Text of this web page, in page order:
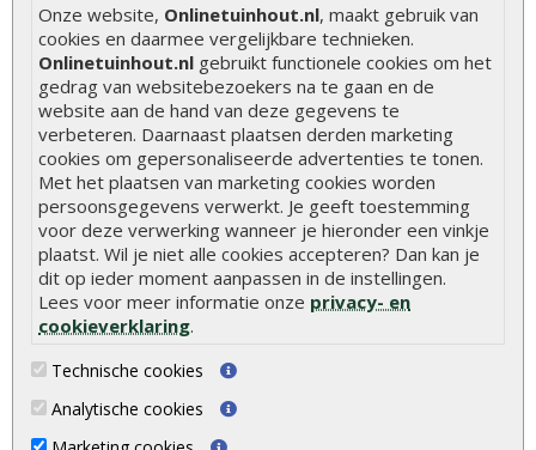
Onze website, Onlinetuinhout.nl, maakt gebruik van
cookies en daarmee vergelijkbare technieken.
Onlinetuinhout.nl gebruikt functionele cookies om het
gedrag van websitebezoekers na te gaan en de
website aan de hand van deze gegevens te
verbeteren. Daarnaast plaatsen derden marketing
cookies om gepersonaliseerde advertenties te tonen.
Met het plaatsen van marketing cookies worden
persoonsgegevens verwerkt. Je geeft toestemming
voor deze verwerking wanneer je hieronder een vinkje
plaatst. Wil je niet alle cookies accepteren? Dan kan je
dit op ieder moment aanpassen in de instellingen.
Lees voor meer informatie onze privacy- en
cookieverklaring.
Technische cookies
Analytische cookies
Hoe schutting plaatsen
De 9 beste tuinschermen van Onlinetuinhout.nl
Stijlvolle houtsoorten voor in de tuin
Duurzame tuin
Welke palen voor een schapenhek
Alle populaire categorieën
Tuinhout
Schutting
Tuinpalen
Tuinhekken
Tuindeuren
Tuinschermen
Steigerplanken
Douglas hout